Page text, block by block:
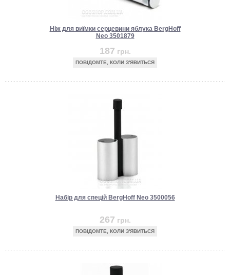
Ніж для виїмки серцевини яблука BergHoff
Neo 3501879
187 грн.
ПОВІДОМТЕ, КОЛИ З'ЯВИТЬСЯ
Набір для спецій BergHoff Neo 3500056
267 грн.
ПОВІДОМТЕ, КОЛИ З'ЯВИТЬСЯ